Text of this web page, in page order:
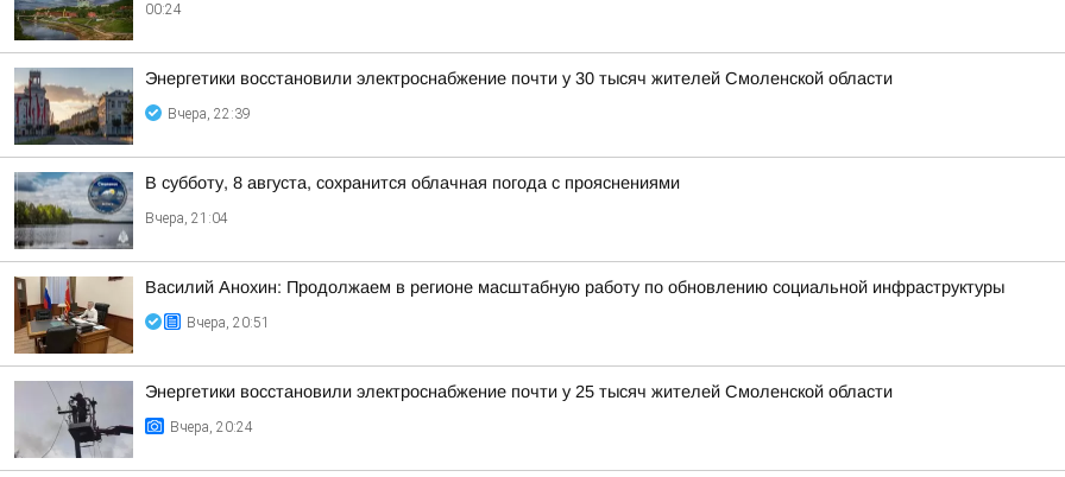
00:24
Энергетики восстановили электроснабжение почти у 30 тысяч жителей Смоленской области
Вчера, 22:39
В субботу, 8 августа, сохранится облачная погода с прояснениями
Вчера, 21:04
Василий Анохин: Продолжаем в регионе масштабную работу по обновлению социальной инфраструктуры
Вчера, 20:51
Энергетики восстановили электроснабжение почти у 25 тысяч жителей Смоленской области
Вчера, 20:24